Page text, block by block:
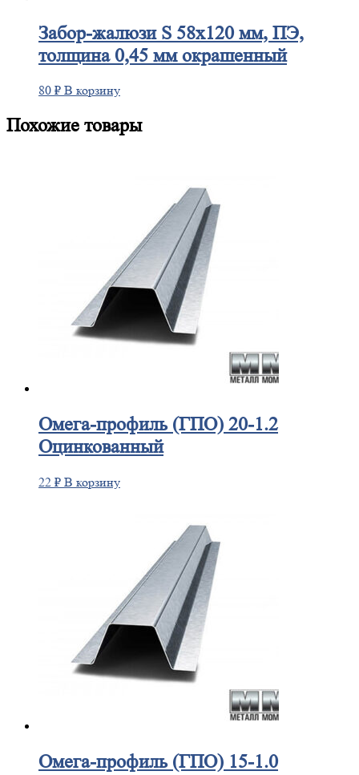
Забор-жалюзиS 58х120 мм, ПЭ,
толщина 0,45 мм окрашенный
80 ₽ В корзину
Похожие товары
Омега-профиль(ГПО) 20-1.2
Оцинкованный
22 ₽ В корзину
Омега-профиль(ГПО) 15-1.0